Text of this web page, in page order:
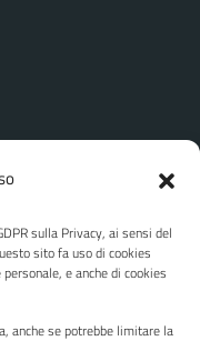
sulla Privacy, ai sensi del
sito fa uso di cookies
e anche di cookies
anche se potrebbe limitare la